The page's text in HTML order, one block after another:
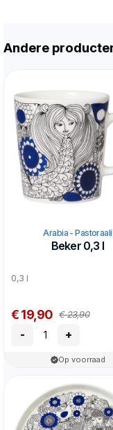
Andere
Arabia - Pastoraali
Beker 0,3 l
0,3 l
€ 19,90 € 23,90
- +
Op voorraad